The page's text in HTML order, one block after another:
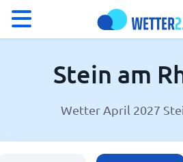
Wetter in Stein am Rhein
Stein am
Wetter April 2027